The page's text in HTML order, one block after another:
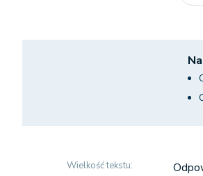
Wielkość tekstu: